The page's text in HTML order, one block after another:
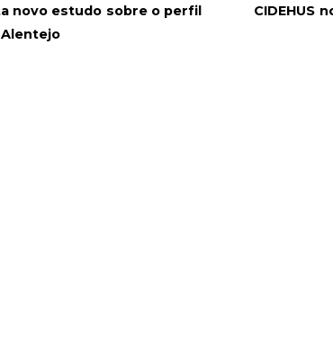
novo estudo sobre o perfil
CIDEHUS